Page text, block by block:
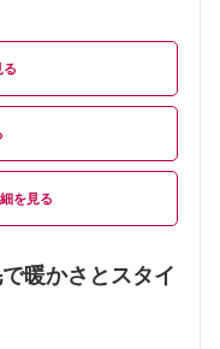
暖かさとスタイ